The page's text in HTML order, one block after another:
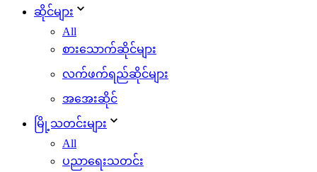
ဆိုင်များ
All
စားသောက်ဆိုင်များ
လက်ဖက်ရည်ဆိုင်များ
အအေးဆိုင်
မြို့သတင်းများ
All
ပညာရေးသတင်း